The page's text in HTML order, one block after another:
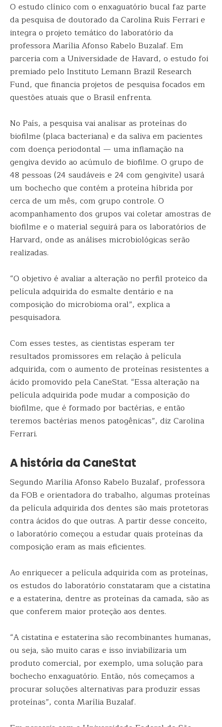
O estudo clínico com o enxaguatório bucal faz parte
da pesquisa de doutorado da Carolina Ruis Ferrari e
integra o projeto temático do laboratório da
professora Marília Afonso Rabelo Buzalaf. Em
parceria com a Universidade de Havard, o estudo foi
premiado pelo Instituto Lemann Brazil Research
Fund, que financia projetos de pesquisa focados em
questões atuais que o Brasil enfrenta.
No País, a pesquisa vai analisar as proteínas do
biofilme (placa bacteriana) e da saliva em pacientes
com doença periodontal — uma inflamação na
gengiva devido ao acúmulo de biofilme. O grupo de
48 pessoas (24 saudáveis e 24 com gengivite) usará
um bochecho que contém a proteína híbrida por
cerca de um mês, com grupo controle. O
acompanhamento dos grupos vai coletar amostras de
biofilme e o material seguirá para os laboratórios de
Harvard, onde as análises microbiológicas serão
realizadas.
“O objetivo é avaliar a alteração no perfil proteico da
película adquirida do esmalte dentário e na
composição do microbioma oral”, explica a
pesquisadora.
Com esses testes, as cientistas esperam ter
resultados promissores em relação à película
adquirida, com o aumento de proteínas resistentes a
ácido promovido pela CaneStat. “Essa alteração na
película adquirida pode mudar a composição do
biofilme, que é formado por bactérias, e então
teremos bactérias menos patogênicas”, diz Carolina
Ferrari.
A história da CaneStat
Segundo Marília Afonso Rabelo Buzalaf, professora
da FOB e orientadora do trabalho, algumas proteínas
da película adquirida dos dentes são mais protetoras
contra ácidos do que outras. A partir desse conceito,
o laboratório começou a estudar quais proteínas da
composição eram as mais eficientes.
Ao enriquecer a película adquirida com as proteínas,
os estudos do laboratório constataram que a cistatina
e a estaterina, dentre as proteínas da camada, são as
que conferem maior proteção aos dentes.
“A cistatina e estaterina são recombinantes humanas,
ou seja, são muito caras e isso inviabilizaria um
produto comercial, por exemplo, uma solução para
bochecho enxaguatório. Então, nós começamos a
procurar soluções alternativas para produzir essas
proteínas”, conta Marília Buzalaf.